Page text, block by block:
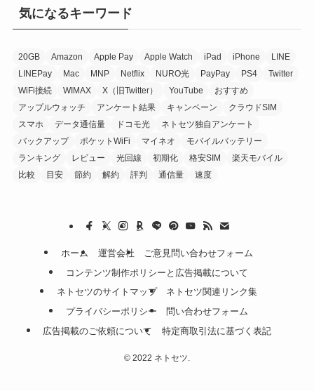
気になるキーワード
20GB Amazon Apple Pay Apple Watch iPad iPhone
LINE
LINEPay
Mac MNP Netflix NURO光 PayPay PS4
Twitter
WiFi接続
WIMAX X（旧Twitter） YouTube
おすすめ
アップルウォッチ
アンケート結果 キャンペーン
クラウドSIM
スマホ
データ通信量 ドコモ光
ネトセツ独自アンケート
バックアップ
ポケットWiFi マイネオ
モバイルバッテリー
ランキング
レビュー 光回線 初期化 格安SIM
楽天モバイル
比較
目安 節約 解約 評判 通信量 速度
ホーム 運営会社
ご意見問い合わせフォーム
コンテンツ制作ポリシーと広告掲載について
ネトセツのサイトマップ
ネトセツ関連リンク集
プライバシーポリシー
問い合わせフォーム
広告掲載のご依頼について
特定商取引法に基づく表記
© 2022 ネトセツ.